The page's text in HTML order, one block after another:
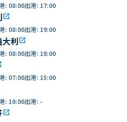
: 08:00出港: 17:00
open_in_new
: 08:00出港: 19:00
利open_in_new
: 08:00出港: 18:00
: 07:00出港: 15:00
: 10:00出港: -
open_in_new